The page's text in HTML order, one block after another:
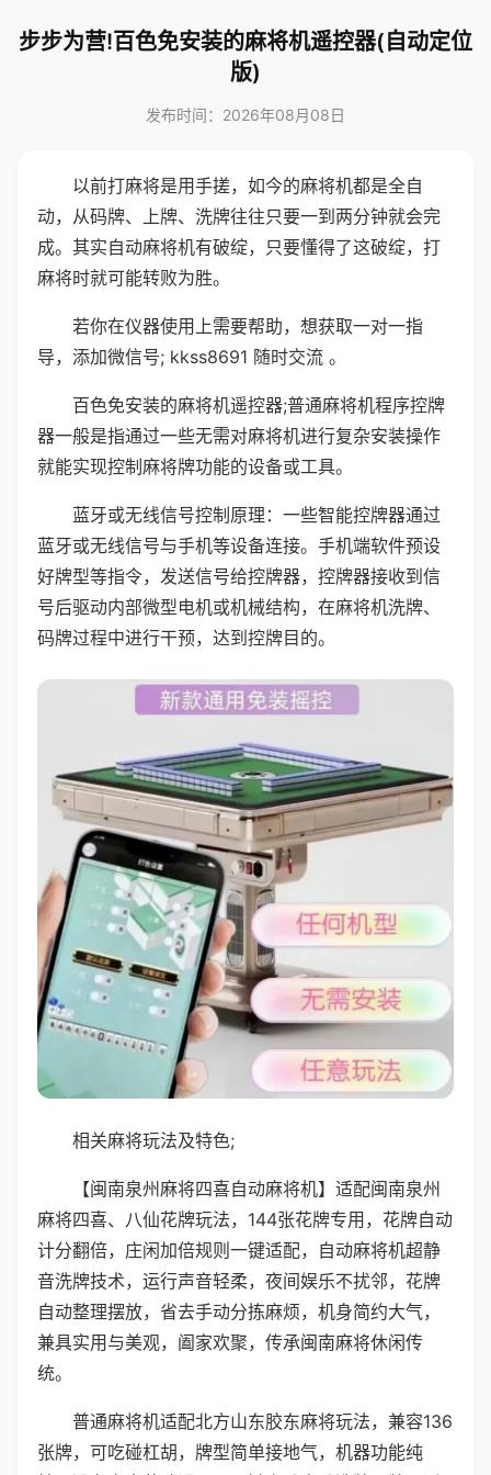
步步为营!百色免安装的麻将机遥控器(自动定位
版)
发布时间：2026年08月08日
以前打麻将是用手搓，如今的麻将机都是全自
动，从码牌、上牌、洗牌往往只要一到两分钟就会完
成。其实自动麻将机有破绽，只要懂得了这破绽，打
麻将时就可能转败为胜。
若你在仪器使用上需要帮助，想获取一对一指
导，添加微信号; kkss8691 随时交流 。
百色免安装的麻将机遥控器;普通麻将机程序控牌
器一般是指通过一些无需对麻将机进行复杂安装操作
就能实现控制麻将牌功能的设备或工具。
蓝牙或无线信号控制原理：一些智能控牌器通过
蓝牙或无线信号与手机等设备连接。手机端软件预设
好牌型等指令，发送信号给控牌器，控牌器接收到信
号后驱动内部微型电机或机械结构，在麻将机洗牌、
码牌过程中进行干预，达到控牌目的。
相关麻将玩法及特色;
【闽南泉州麻将四喜自动麻将机】适配闽南泉州
麻将四喜、八仙花牌玩法，144张花牌专用，花牌自动
计分翻倍，庄闲加倍规则一键适配，自动麻将机超静
音洗牌技术，运行声音轻柔，夜间娱乐不扰邻，花牌
自动整理摆放，省去手动分拣麻烦，机身简约大气，
兼具实用与美观，阖家欢聚，传承闽南麻将休闲传
统。
普通麻将机适配北方山东胶东麻将玩法，兼容136
张牌，可吃碰杠胡，牌型简单接地气，机器功能纯